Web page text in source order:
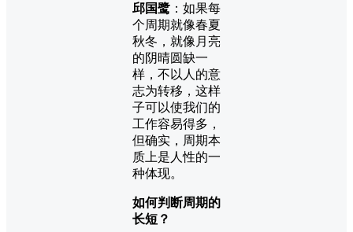
邱国鹭 ：如果每
个周期就像春夏
秋冬，就像月亮
的阴晴圆缺一
样，不以人的意
志为转移，这样
子可以使我们的
工作容易得多，
但确实，周期本
质上是人性的一
种体现。
如何判断周期的
长短？